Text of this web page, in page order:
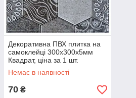
Декоративна ПВХ плитка на
самоклейці 300х300х5мм
Квадрат, ціна за 1 шт.
(СПП-603) SW-00000670
Немає в наявності
70 ₴